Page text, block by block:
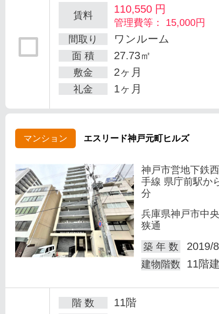
賃料 110,550 円
管理費等： 15,000円
間取り
ワンルーム
面 積 27.73㎡
敷金 2ヶ月
礼金 1ヶ月
マンション エスリード神戸元町ヒルズ
神戸市営地下鉄
手線 県庁前駅か
分
兵庫県神戸市中
狭通
築 年 数
2019/
建物階数 11階
階 数 11階